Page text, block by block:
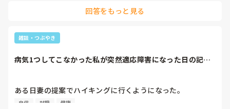
回答をもっと見る
雑談・つぶやき
病気1つしてこなかった私が突然適応障害になった日の記録
ある日妻の提案でハイキングに行くようになった。
ハイキングに慣れてくると登山にもチャレンジするようにな
自信 就職 健康